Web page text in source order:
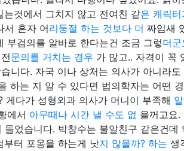
것에서 그치지 않고 전여친 같은 캐릭
서 혼자 어리둥절 하는 것보다 더 짜임새
부검의를 알바로 한다는건 조금 그렇더
문의를 거치는 경우 가 많고.. 자격이 꼭
니다. 자국 이나 상처는 의사가 아니라도
하는 지 알 수 있다면 법의학자는 어떤
다가 성형외과 의사가 머니이 부족해
에서 아무때나 시간 낼 수도 없 을꺼고요
들었습니다. 박창수는 불알친구 같은건데
부터 포옹을 하는게 낫지 않을까? 하는 생